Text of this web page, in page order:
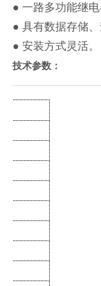
● 一路多功能继
● 具有数据存储、
● 安装方式灵活。
技术参数：